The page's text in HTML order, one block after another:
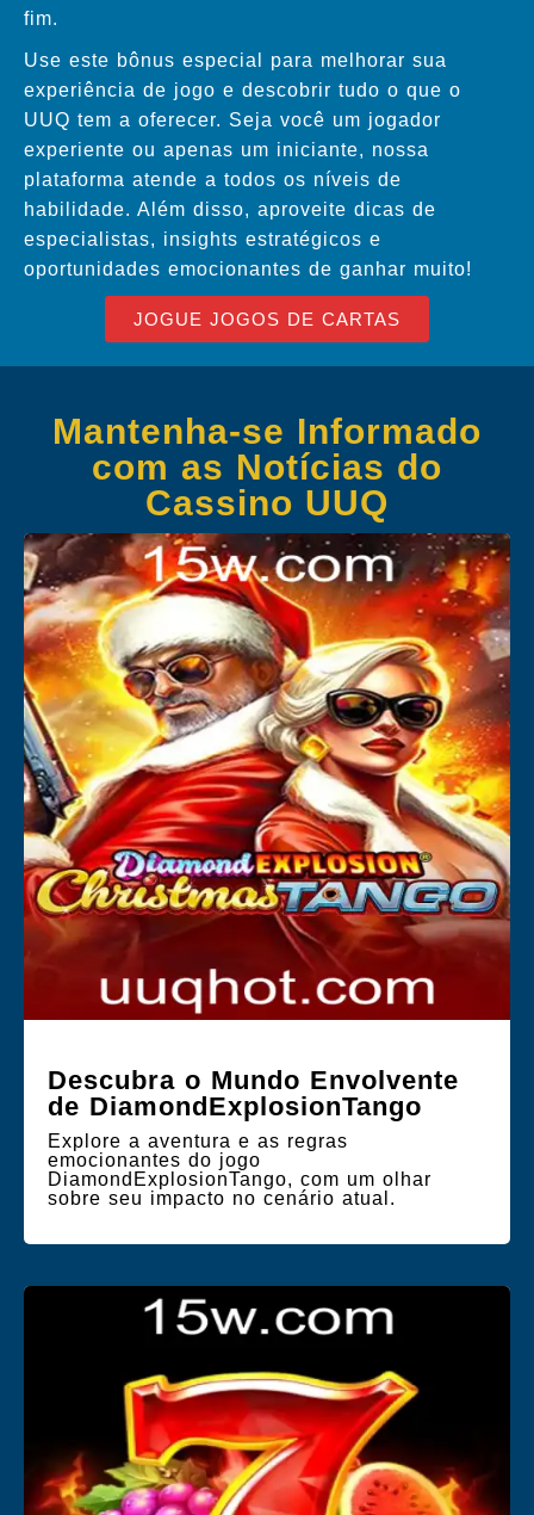
fim.
Use este bônus especial para melhorar sua
experiência de jogo e descobrir tudo o que o
UUQ tem a oferecer. Seja você um jogador
experiente ou apenas um iniciante, nossa
plataforma atende a todos os níveis de
habilidade. Além disso, aproveite dicas de
especialistas, insights estratégicos e
oportunidades emocionantes de ganhar muito!
JOGUE JOGOS DE CARTAS
Mantenha-se Informado
com as Notícias do
Cassino UUQ
Descubra o Mundo Envolvente
de DiamondExplosionTango
Explore a aventura e as regras
emocionantes do jogo
DiamondExplosionTango, com um olhar
sobre seu impacto no cenário atual.